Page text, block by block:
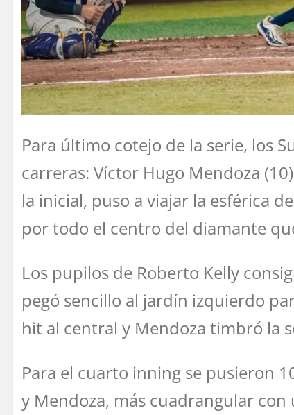
Para último cotejo de la serie, los
carreras: Víctor Hugo Mendoza
la inicial, puso a viajar la esférica
por todo el centro del diamante
Los pupilos de Roberto Kelly
pegó sencillo al jardín izquierdo
hit al central y Mendoza timbró la
Para el cuarto inning se pusieron
y Mendoza, más cuadrangular con